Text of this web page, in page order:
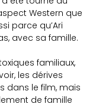
Western que
parce qu’Ari
avec sa famille.
familiaux,
les dérives
dans le film, mais
de famille